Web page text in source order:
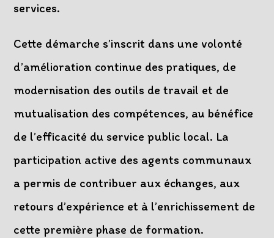
services.
Cette démarche s’inscrit dans une volonté
d’amélioration continue des pratiques, de
modernisation des outils de travail et de
mutualisation des compétences, au bénéfice
de l’efficacité du service public local. La
participation active des agents communaux
a permis de contribuer aux échanges, aux
retours d’expérience et à l’enrichissement de
cette première phase de formation.